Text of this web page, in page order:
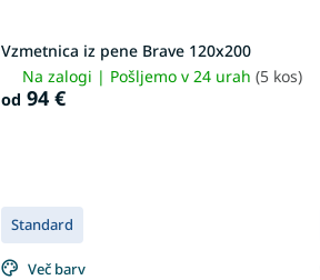
Vzmetnica iz pene Brave 120x200
Na zalogi | Pošljemo v 24 urah (5 kos)
od 94 €
Standard
Več barv